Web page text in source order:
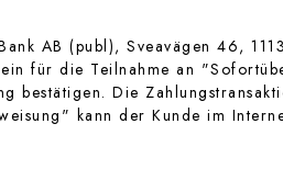
AB (publ), Sveavägen 46,
für die Teilnahme an
bestätigen. Die
kann der Kunde im